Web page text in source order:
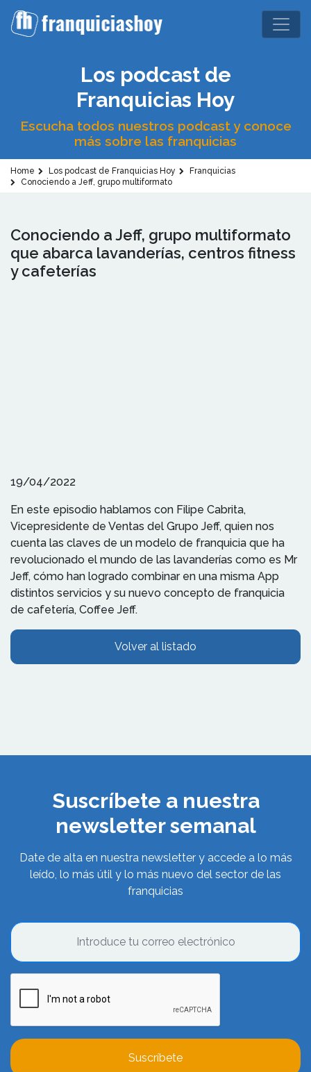
Los podcast de
Franquicias Hoy
Escucha todos nuestros podcast y conoce
más sobre las franquicias
Home Los podcast de Franquicias Hoy
Franquicias
Conociendo a Jeff, grupo multiformato
Conociendo a Jeff, grupo multiformato
que abarca lavanderías, centros fitness
y cafeterías
19/04/2022
En este episodio hablamos con Filipe Cabrita,
Vicepresidente de Ventas del Grupo Jeff, quien nos
cuenta las claves de un modelo de franquicia que ha
revolucionado el mundo de las lavanderías como es Mr
Jeff, cómo han logrado combinar en una misma App
distintos servicios y su nuevo concepto de franquicia
de cafetería, Coffee Jeff.
Volver al listado
Suscríbete a nuestra
newsletter semanal
Date de alta en nuestra newsletter y accede a lo más
leído, lo más útil y lo más nuevo del sector de las
franquicias
Suscríbete